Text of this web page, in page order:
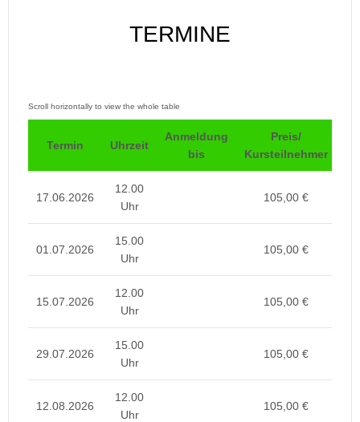
TERMINE
Termin Uhrzeit
Anmeldung
bis
Preis/
Kursteilnehmer
17.06.2026
12.00
Uhr
105,00 €
01.07.2026
15.00
Uhr
105,00 €
15.07.2026
12.00
Uhr
105,00 €
29.07.2026
15.00
Uhr
105,00 €
12.08.2026
12.00
Uhr
105,00 €